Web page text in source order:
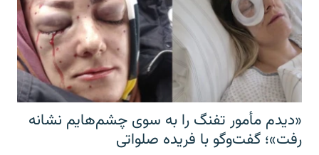
«دیدم مأمور تفنگ را به سوی چشم‌هایم نشانه
رفت»؛ گفت‌و‌گو با فریده صلواتی